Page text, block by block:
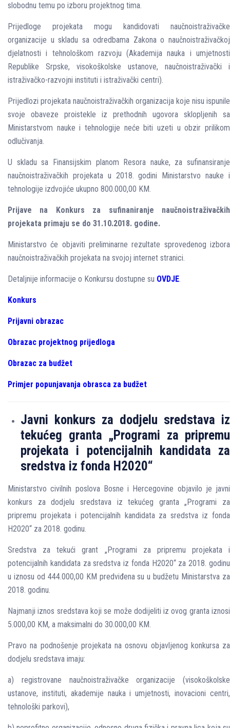
slobodnu temu po izboru projektnog tima.
Prijedloge projekata mogu kandidovati naučnoistraživačke
organizacije u skladu sa odredbama Zakona o naučnoistraživačkoj
djelatnosti i tehnološkom razvoju (Akademija nauka i umjetnosti
Republike Srpske, visokoškolske ustanove, naučnoistraživački i
istraživačko-razvojni instituti i istraživački centri).
Prijedlozi projekata naučnoistraživačkih organizacija koje nisu ispunile
svoje obaveze proistekle iz prethodnih ugovora sklopljenih sa
Ministarstvom nauke i tehnologije neće biti uzeti u obzir prilikom
odlučivanja.
U skladu sa Finansijskim planom Resora nauke, za sufinansiranje
naučnoistraživačkih projekata u 2018. godini Ministarstvo nauke i
tehnologije izdvojiće ukupno 800.000,00 KM.
Prijave na Konkurs za sufinaniranje naučnoistraživačkih
projekata primaju se do 31.10.2018. godine.
Ministarstvo će objaviti preliminarne rezultate sprovedenog izbora
naučnoistraživačkih projekata na svojoj internet stranici.
Detaljnije informacije o Konkursu dostupne su OVDJE.
Konkurs
Prijavni obrazac
Obrazac projektnog prijedloga
Obrazac za budžet
Primjer popunjavanja obrasca za budžet
Javni konkurs za dodjelu sredstava iz
tekućeg granta „Programi za pripremu
projekata i potencijalnih kandidata za
sredstva iz fonda H2020“
Ministarstvo civilnih poslova Bosne i Hercegovine objavilo je javni
konkurs za dodjelu sredstava iz tekućeg granta „Programi za
pripremu projekata i potencijalnih kandidata za sredstva iz fonda
H2020“ za 2018. godinu.
Sredstva za tekući grant „Programi za pripremu projekata i
potencijalnih kandidata za sredstva iz fonda H2020“ za 2018. godinu
u iznosu od 444.000,00 KM predviđena su u budžetu Ministarstva za
2018. godinu.
Najmanji iznos sredstava koji se može dodijeliti iz ovog granta iznosi
5.000,00 KM, a maksimalni do 30.000,00 KM.
Pravo na podnošenje projekata na osnovu objavljenog konkursa za
dodjelu sredstava imaju:
a) registrovane naučnoistraživačke organizacije (visokoškolske
ustanove, instituti, akademije nauka i umjetnosti, inovacioni centri,
tehnološki parkovi),